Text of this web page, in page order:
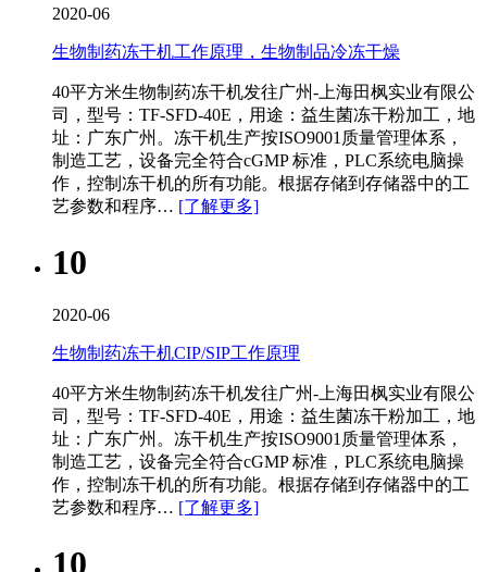
2020-06
生物制药冻干机工作原理，生物制品冷冻干燥
40平方米生物制药冻干机​发往广州-上海田枫实业有限公
司，型号：TF-SFD-40E，用途：益生菌冻干粉加工，地
址：广东广州。冻干机生产按ISO9001质量管理体系，
制造工艺，设备完全符合cGMP 标准，PLC系统电脑操
作，控制冻干机的所有功能。根据存储到存储器中的工
艺参数和程序… [了解更多]
10
2020-06
生物制药冻干机CIP/SIP工作原理
40平方米生物制药冻干机​发往广州-上海田枫实业有限公
司，型号：TF-SFD-40E，用途：益生菌冻干粉加工，地
址：广东广州。冻干机生产按ISO9001质量管理体系，
制造工艺，设备完全符合cGMP 标准，PLC系统电脑操
作，控制冻干机的所有功能。根据存储到存储器中的工
艺参数和程序… [了解更多]
10